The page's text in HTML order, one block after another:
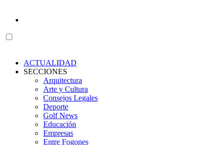
ACTUALIDAD
SECCIONES
Arquitectura
Arte y Cultura
Consejos Legales
Deporte
Golf News
Educación
Empresas
Entre Fogones